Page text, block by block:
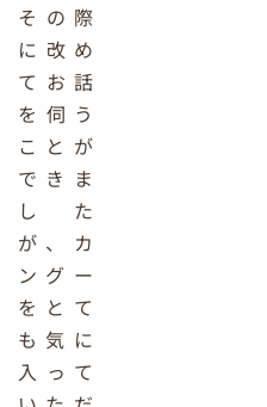
その際
に改め
てお話
を伺う
ことが
できま
した
が、カ
ングー
をとて
も気に
入って